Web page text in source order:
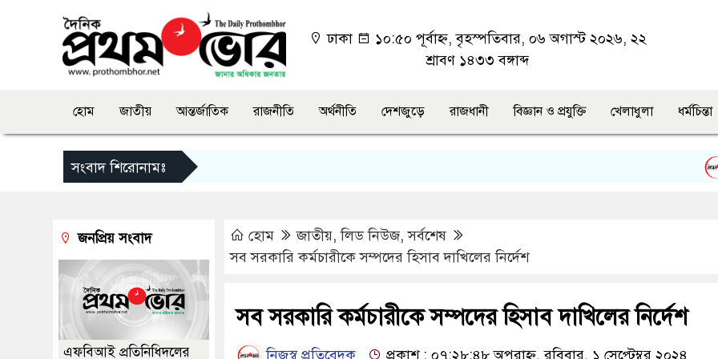
ঢাকা
১০:৫০ পূর্বাহ্ন, বৃহস্পতিবার, ০৬ অগাস্ট ২০২৬, ২২
শ্রাবণ ১৪৩৩ বঙ্গাব্দ
হোম জাতীয় আন্তর্জাতিক রাজনীতি অর্থনীতি দেশজুড়ে রাজধানী বিজ্ঞান ও প্রযুক্তি খেলাধুলা ধর্মচিন্তা
সংবাদ শিরোনামঃ
হোম জাতীয়,লিড নিউজ,সর্বশেষ
সব সরকারি কর্মচারীকে সম্পদের হিসাব দাখিলের নির্দেশ
সব সরকারি কর্মচারীকে সম্পদের হিসাব দাখিলের নির্দেশ
নিজস্ব প্রতিবেদক
প্রকাশ : ০৭:২৮:৪৮ অপরাহ্ন, রবিবার, ১ সেপ্টেম্বর ২০২৪
জনপ্রিয় সংবাদ
এফবিআই প্রতিনিধিদলের